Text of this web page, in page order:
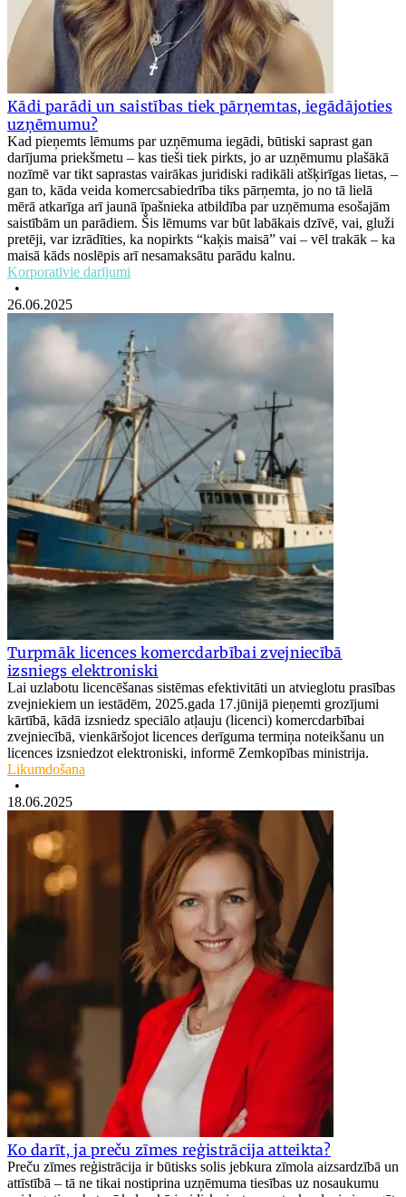
Kādi parādi un saistības tiek pārņemtas, iegādājoties
uzņēmumu?
Kad pieņemts lēmums par uzņēmuma iegādi, būtiski saprast gan
darījuma priekšmetu – kas tieši tiek pirkts, jo ar uzņēmumu plašākā
nozīmē var tikt saprastas vairākas juridiski radikāli atšķirīgas lietas, –
gan to, kāda veida komercsabiedrība tiks pārņemta, jo no tā lielā
mērā atkarīga arī jaunā īpašnieka atbildība par uzņēmuma esošajām
saistībām un parādiem. Šis lēmums var būt labākais dzīvē, vai, gluži
pretēji, var izrādīties, ka nopirkts “kaķis maisā” vai – vēl trakāk – ka
maisā kāds noslēpis arī nesamaksātu parādu kalnu.
Korporatīvie darījumi
•
26.06.2025
Turpmāk licences komercdarbībai zvejniecībā
izsniegs elektroniski
Lai uzlabotu licencēšanas sistēmas efektivitāti un atvieglotu prasības
zvejniekiem un iestādēm, 2025.gada 17.jūnijā pieņemti grozījumi
kārtībā, kādā izsniedz speciālo atļauju (licenci) komercdarbībai
zvejniecībā, vienkāršojot licences derīguma termiņa noteikšanu un
licences izsniedzot elektroniski, informē Zemkopības ministrija.
Likumdošana
•
18.06.2025
Ko darīt, ja preču zīmes reģistrācija atteikta?
Preču zīmes reģistrācija ir būtisks solis jebkura zīmola aizsardzībā un
attīstībā – tā ne tikai nostiprina uzņēmuma tiesības uz nosaukumu